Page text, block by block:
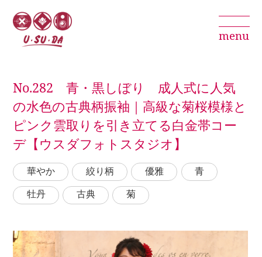
menu
No.282 青・黒しぼり 成人式に人気
の水色の古典柄振袖｜高級な菊桜模様と
ピンク雲取りを引き立てる白金帯コー
デ【ウスダフォトスタジオ】
華やか 絞り柄 優雅
青
牡丹
古典 菊